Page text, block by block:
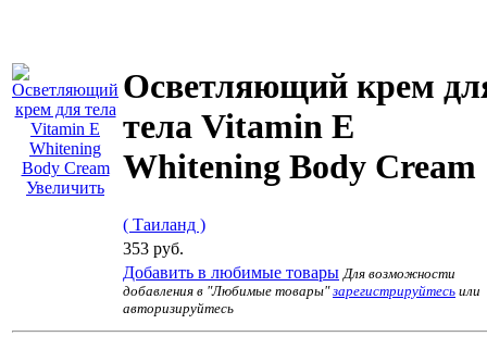
Увеличить
Осветляющий крем
тела Vitamin E
Whitening Body Cream
( Таиланд )
353 руб.
Добавить в любимые товары Для возможности
добавления в "Любимые товары"зарегистрируйтесь или
авторизируйтесь